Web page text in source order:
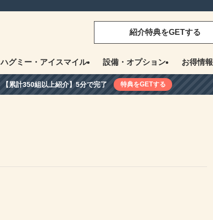
ハグミー・アイスマイル 設備・オプション お得情報
紹介特典をGETする
【累計350組以上紹介】5分で完了 特典をGETする